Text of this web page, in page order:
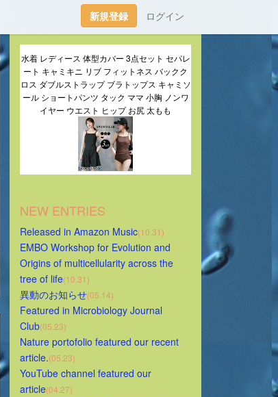
新規登録 ログイン
水着 レディース 体型カバー 3点セット セパレ
ート キャミキニ リブ フィットネス バックク
ロス ダブルストラップ ブラトップス キャミソ
ール ショートパンツ タック ママ 小胸 ノンワ
イヤー ウエスト ヒップ お尻 太もも
NEW ENTRIES
Released in Amazon Music(10.31)
EMBO Workshop for Evolution and
Origins of multicellularity across the
tree of life(10.31)
異動のお知らせ(05.14)
Featured in Microbiology Journal
Club(05.23)
Nature portofolio featured our recent
article.(05.23)
YouTube channel featured our
article(04.27)